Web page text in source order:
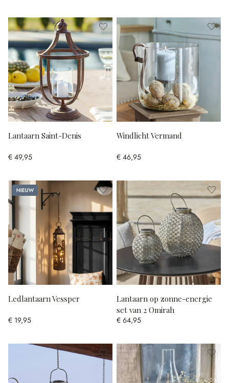
Lantaarn Saint-Denis
€ 49,95
Windlicht Vermand
€ 46,95
Nieuw
Ledlantaarn Vessper
€ 19,95
Lantaarn op zonne-energie
set van 2 Omirah
€ 64,95